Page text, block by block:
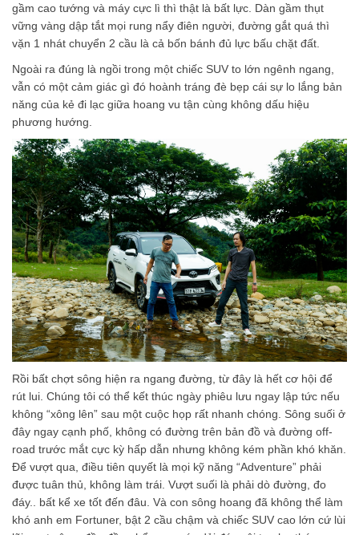
gầm cao tướng và máy cực lì thì thật là bất lực. Dàn gầm thụt
vững vàng dập tắt mọi rung nẩy điên người, đường gắt quá thì
vặn 1 nhát chuyển 2 cầu là cả bốn bánh đủ lực bấu chặt đất.
Ngoài ra đúng là ngồi trong một chiếc SUV to lớn ngênh ngang,
vẫn có một cảm giác gì đó hoành tráng đè bẹp cái sự lo lắng bản
năng của kẻ đi lạc giữa hoang vu tận cùng không dấu hiệu
phương hướng.
Rồi bất chợt sông hiện ra ngang đường, từ đây là hết cơ hội để
rút lui. Chúng tôi có thể kết thúc ngày phiêu lưu ngay lập tức nếu
không “xông lên” sau một cuộc họp rất nhanh chóng. Sông suối ở
đây ngay cạnh phố, không có đường trên bản đồ và đường off-
road trước mắt cực kỳ hấp dẫn nhưng không kém phần khó khăn.
Để vượt qua, điều tiên quyết là mọi kỹ năng “Adventure” phải
được tuân thủ, không làm trái. Vượt suối là phải dò đường, đo
đáy.. bất kể xe tốt đến đâu. Và con sông hoang đã không thể làm
khó anh em Fortuner, bật 2 cầu chậm và chiếc SUV cao lớn cứ lùi